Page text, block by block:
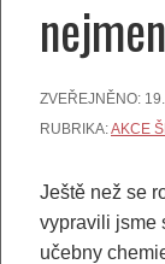
ZVEŘEJNĚNO:
RUBRIKA:AKCE
Ještě než se
vypravili jsme
učebny